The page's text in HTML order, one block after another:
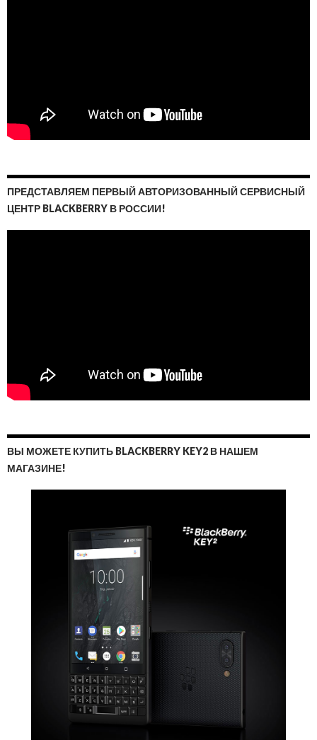
ПРЕДСТАВЛЯЕМ ПЕРВЫЙ АВТОРИЗОВАННЫЙ СЕРВИСНЫЙ
ЦЕНТР BLACKBERRY В РОССИИ!
ВЫ МОЖЕТЕ КУПИТЬ BLACKBERRY KEY2 В НАШЕМ
МАГАЗИНЕ!